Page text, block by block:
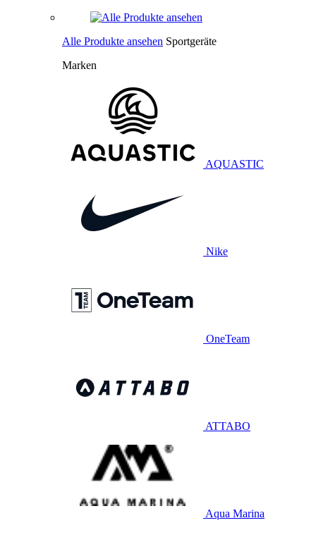
Alle Produkte ansehen Sportgeräte
Marken
AQUASTIC
Nike
OneTeam
ATTABO
Aqua Marina